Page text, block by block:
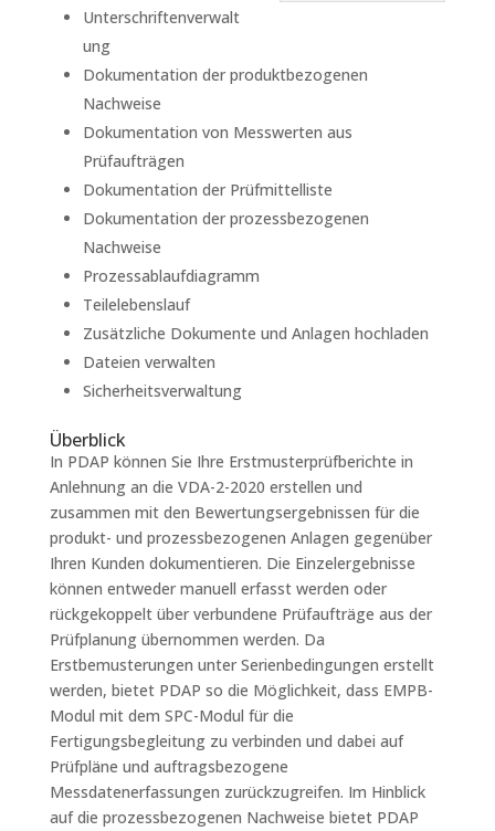
Unterschriftenverwalt
ung
Dokumentation der produktbezogenen
Nachweise
Dokumentation von Messwerten aus
Prüfaufträgen
Dokumentation der Prüfmittelliste
Dokumentation der prozessbezogenen
Nachweise
Prozessablaufdiagramm
Teilelebenslauf
Zusätzliche Dokumente und Anlagen hochladen
Dateien verwalten
Sicherheitsverwaltung
Überblick
In PDAP können Sie Ihre Erstmusterprüfberichte in
Anlehnung an die VDA-2-2020 erstellen und
zusammen mit den Bewertungsergebnissen für die
produkt- und prozessbezogenen Anlagen gegenüber
Ihren Kunden dokumentieren. Die Einzelergebnisse
können entweder manuell erfasst werden oder
rückgekoppelt über verbundene Prüfaufträge aus der
Prüfplanung übernommen werden. Da
Erstbemusterungen unter Serienbedingungen erstellt
werden, bietet PDAP so die Möglichkeit, dass EMPB-
Modul mit dem SPC-Modul für die
Fertigungsbegleitung zu verbinden und dabei auf
Prüfpläne und auftragsbezogene
Messdatenerfassungen zurückzugreifen. Im Hinblick
auf die prozessbezogenen Nachweise bietet PDAP